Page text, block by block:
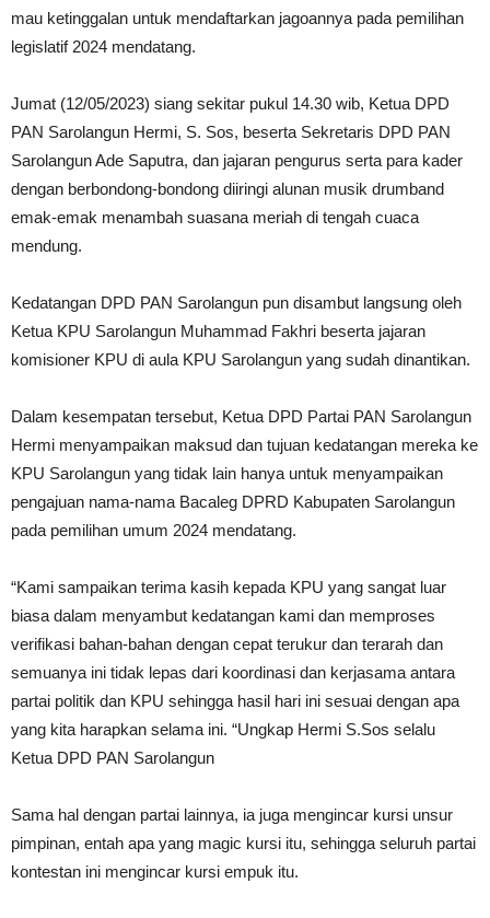
mau ketinggalan untuk mendaftarkan jagoannya pada pemilihan
legislatif 2024 mendatang.
Jumat (12/05/2023) siang sekitar pukul 14.30 wib, Ketua DPD
PAN Sarolangun Hermi, S. Sos, beserta Sekretaris DPD PAN
Sarolangun Ade Saputra, dan jajaran pengurus serta para kader
dengan berbondong-bondong diiringi alunan musik drumband
emak-emak menambah suasana meriah di tengah cuaca
mendung.
Kedatangan DPD PAN Sarolangun pun disambut langsung oleh
Ketua KPU Sarolangun Muhammad Fakhri beserta jajaran
komisioner KPU di aula KPU Sarolangun yang sudah dinantikan.
Dalam kesempatan tersebut, Ketua DPD Partai PAN Sarolangun
Hermi menyampaikan maksud dan tujuan kedatangan mereka ke
KPU Sarolangun yang tidak lain hanya untuk menyampaikan
pengajuan nama-nama Bacaleg DPRD Kabupaten Sarolangun
pada pemilihan umum 2024 mendatang.
“Kami sampaikan terima kasih kepada KPU yang sangat luar
biasa dalam menyambut kedatangan kami dan memproses
verifikasi bahan-bahan dengan cepat terukur dan terarah dan
semuanya ini tidak lepas dari koordinasi dan kerjasama antara
partai politik dan KPU sehingga hasil hari ini sesuai dengan apa
yang kita harapkan selama ini. “Ungkap Hermi S.Sos selalu
Ketua DPD PAN Sarolangun
Sama hal dengan partai lainnya, ia juga mengincar kursi unsur
pimpinan, entah apa yang magic kursi itu, sehingga seluruh partai
kontestan ini mengincar kursi empuk itu.